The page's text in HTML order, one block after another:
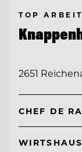
TOP
2651
CHEF DE